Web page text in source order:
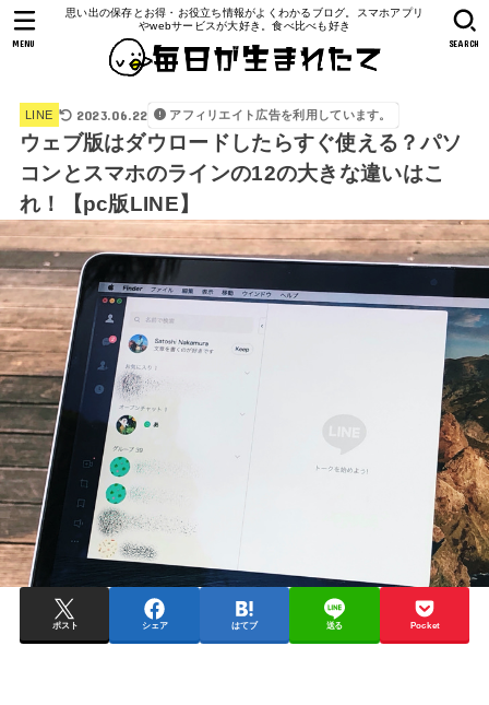
思い出の保存とお得・お役立ち情報がよくわかるブログ。スマホアプリ
やwebサービスが大好き。食べ比べも好き
SEARCH
MENU
LINE 2023.06.22 アフィリエイト広告を利用しています。
ウェブ版はダウロードしたらすぐ使える？パソ
コンとスマホのラインの12の大きな違いはこ
れ！【pc版LINE】
ポスト シェア はてブ 送る Pocket